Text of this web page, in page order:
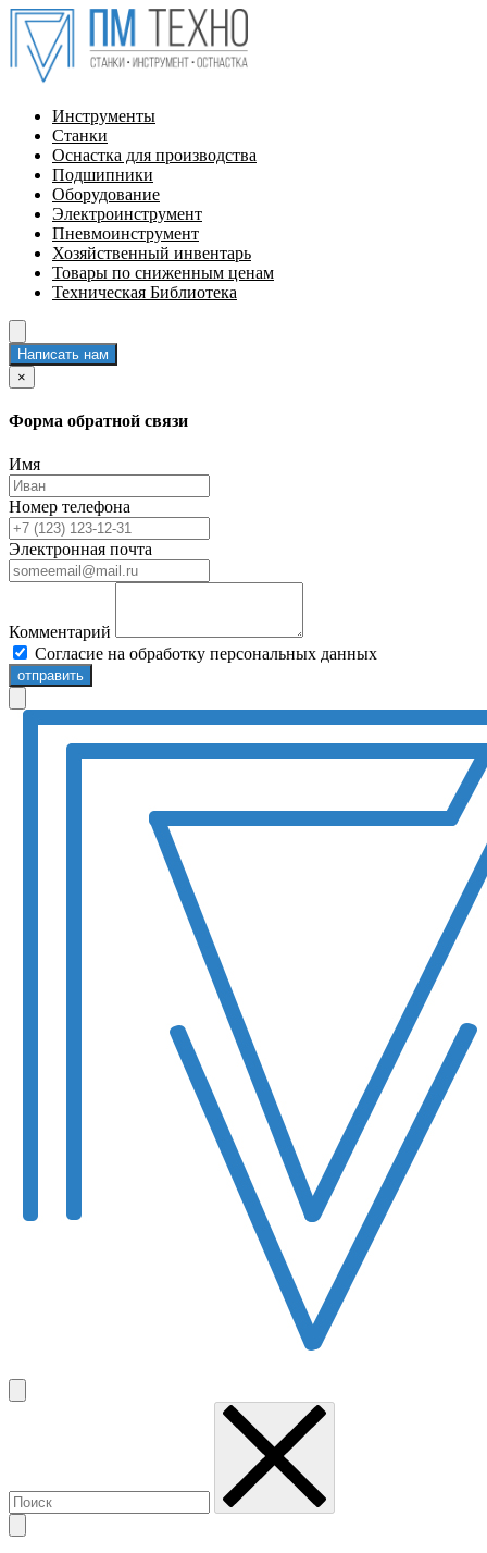
Инструменты
Станки
Оснастка для производства
Подшипники
Оборудование
Электроинструмент
Пневмоинструмент
Хозяйственный инвентарь
Товары по сниженным ценам
Техническая Библиотека
Написать нам
×
Форма обратной связи
Имя
Номер телефона
Электронная почта
Комментарий
Согласие на обработку персональных данных
отправить